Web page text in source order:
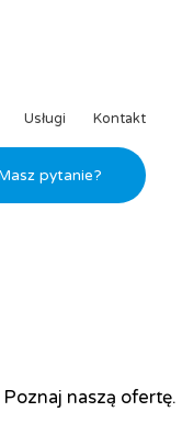
Usługi Kontakt
pytanie?
naszą ofertę.